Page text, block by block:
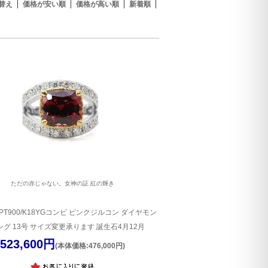
え 価格が安い順 価格が高い順 新着順
ただの赤じゃない。女神の証 紅の輝き
K18YGコンビ ピンクジルコン ダイヤモン
グ 13号 サイズ変更承ります 誕生石4月12月
523,600円 (本体価格:476,000円)